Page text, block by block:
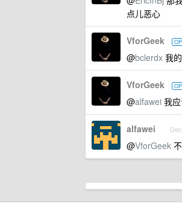
点儿恶心
VforGeek OP
@bclerdx 我
VforGeek OP
@alfawei 我
alfawei
@VforGeek